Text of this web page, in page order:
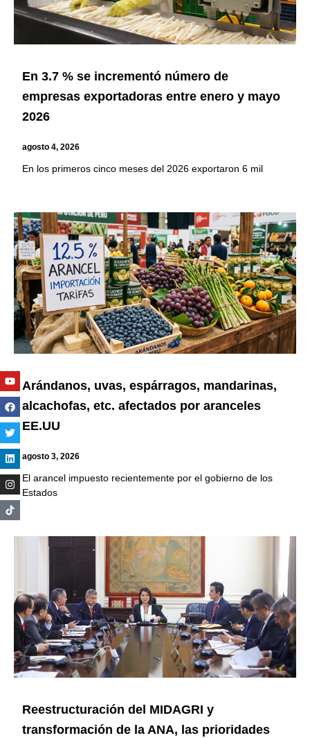
En 3.7 % se incrementó número de
empresas exportadoras entre enero y mayo
2026
agosto 4, 2026
En los primeros cinco meses del 2026 exportaron 6 mil
Arándanos, uvas, espárragos, mandarinas,
alcachofas, etc. afectados por aranceles
EE.UU
agosto 3, 2026
El arancel impuesto recientemente por el gobierno de los
Estados
Reestructuración del MIDAGRI y
transformación de la ANA, las prioridades
Youtube
Facebook
Twitter
Linkedin
Instagram